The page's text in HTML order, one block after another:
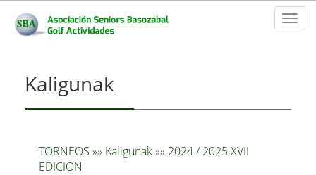
Toggle
Kaligunak
TORNEOS »» Kaligunak»» 2024 / 2025 XVII
EDICION